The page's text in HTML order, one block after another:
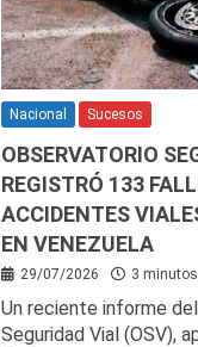
Nacional Sucesos
OBSERVATORIO
REGISTRÓ 133
ACCIDENTES
EN VENEZUELA
29/07/2026 3
Un reciente informe
Seguridad Vial (OSV),